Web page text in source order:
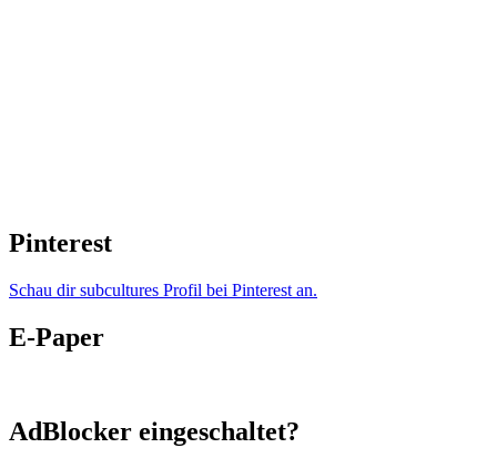
Pinterest
Schau dir subcultures Profil bei Pinterest an.
E-Paper
AdBlocker eingeschaltet?